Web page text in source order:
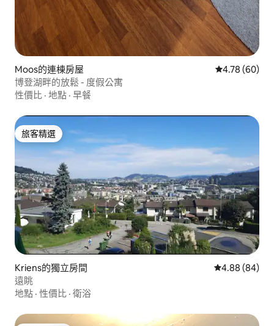
Moos的連棟房屋 從 60 則評價
4.78 (60)
博登湖畔的放鬆 - 度假公寓
性價比 · 地點 · 早餐
旅客精選
旅客精選
Kriens的獨立房間 從 84 則評價
4.88 (84)
遠眺
地點 · 性價比 · 衛浴